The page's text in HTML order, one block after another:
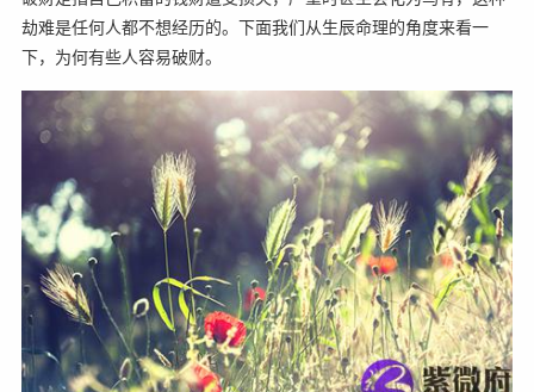
劫难是任何人都不想经历的。下面我们从生辰命理的角度来看一
下，为何有些人容易破财。